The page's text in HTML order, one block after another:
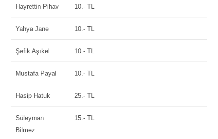
Hayrettin Pihav 10.- TL
Yahya Jane 10.- TL
Şefik Aşıkel 10.- TL
Mustafa Payal 10.- TL
Hasip Hatuk 25.- TL
Süleyman
Bilmez
15.- TL